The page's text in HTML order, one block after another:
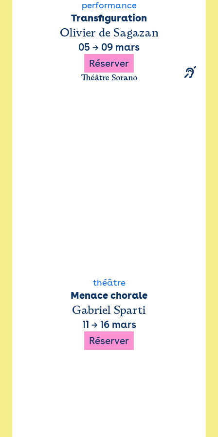
performance
Transfiguration
Olivier de Sagazan
05 → 09 mars
Réserver
Théâtre Sorano
théâtre
Menace chorale
Gabriel Sparti
11 → 16 mars
Réserver